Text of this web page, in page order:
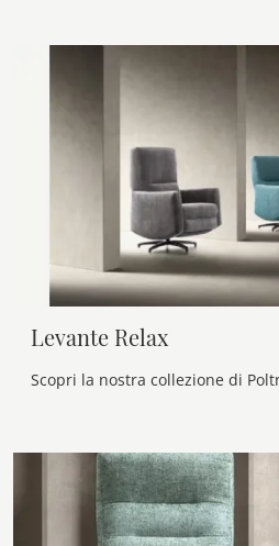
Levante Relax